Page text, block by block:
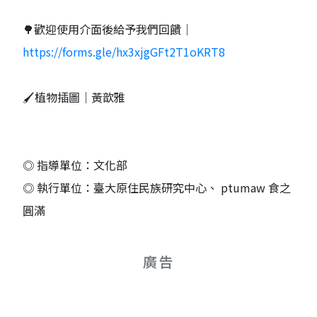
🌳歡迎使用介面後給予我們回饋｜
https://forms.gle/hx3xjgGFt2T1oKRT8
🖌️植物插圖｜黃歆雅
◎ 指導單位：文化部
◎ 執行單位：臺大原住民族研究中心、 ptumaw 食之
圓滿
廣告